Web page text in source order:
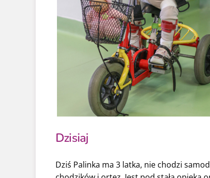
Dzisiaj
Dziś Palinka ma 3 latka, nie chodzi